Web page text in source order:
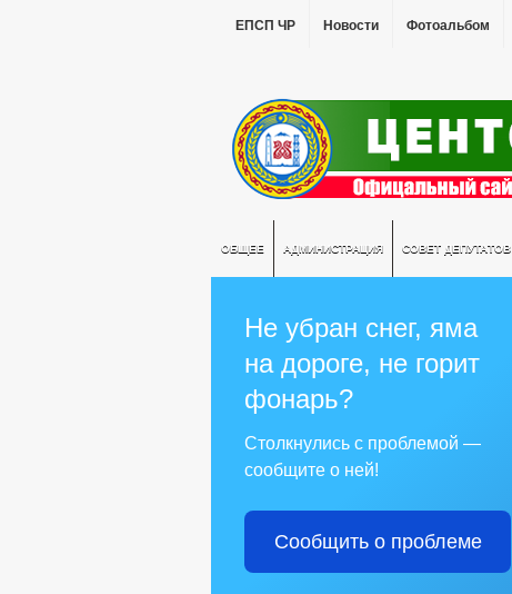
ЕПСП ЧР Новости Фотоальбом
ОБЩЕЕ АДМИНИСТРАЦИЯ СОВЕТ ДЕПУТАТОВ
Не убран снег, яма
на дороге, не горит
фонарь?
Столкнулись с проблемой —
сообщите о ней!
Сообщить о проблеме